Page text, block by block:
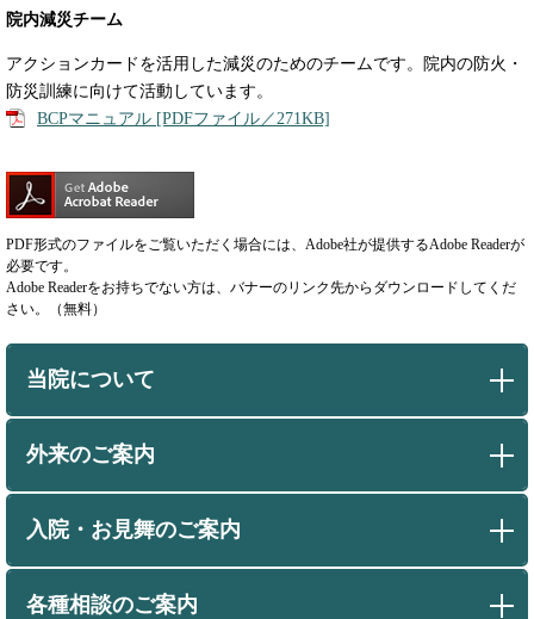
院内減災チーム
アクションカードを活用した減災のためのチームです。院内の防火・
防災訓練に向けて活動しています。
BCPマニュアル [PDFファイル／271KB]
PDF形式のファイルをご覧いただく場合には、Adobe社が提供するAdobe Readerが
必要です。
Adobe Readerをお持ちでない方は、バナーのリンク先からダウンロードしてくだ
さい。（無料）
当院について
外来のご案内
入院・お見舞のご案内
各種相談のご案内